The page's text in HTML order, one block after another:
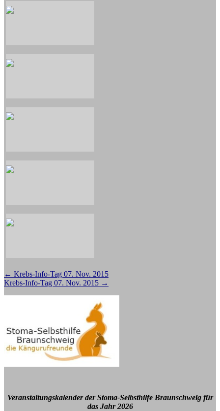
Beitragsnavigation
← Krebs-Info-Tag 07. Nov. 2015
Krebs-Info-Tag 07. Nov. 2015 →
Veranstaltungskalender der Stoma-Selbsthilfe Braunschweig für
das Jahr 2026